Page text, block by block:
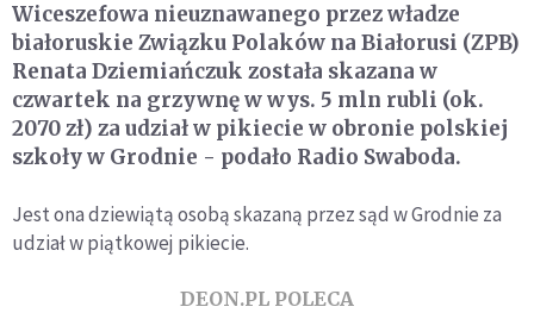
Wiceszefowa nieuznawanego przez władze
białoruskie Związku Polaków na Białorusi (ZPB)
Renata Dziemiańczuk została skazana w
czwartek na grzywnę w wys. 5 mln rubli (ok.
2070 zł) za udział w pikiecie w obronie polskiej
szkoły w Grodnie - podało Radio Swaboda.
Jest ona dziewiątą osobą skazaną przez sąd w Grodnie za
udział w piątkowej pikiecie.
DEON.PL POLECA